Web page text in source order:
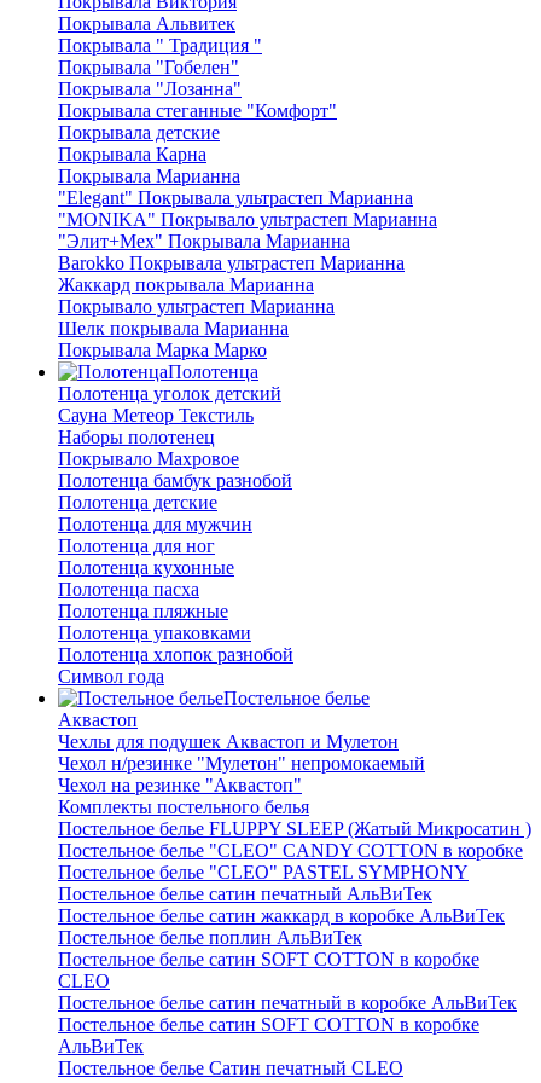
Покрывала Альвитек
Покрывала " Традиция "
Покрывала "Гобелен"
Покрывала "Лозанна"
Покрывала стеганные "Комфорт"
Покрывала детские
Покрывала Карна
Покрывала Марианна
"Elegant" Покрывала ультрастеп Марианна
"MONIKA" Покрывало ультрастеп Марианна
"Элит+Мех" Покрывала Марианна
Barokko Покрывала ультрастеп Марианна
Жаккард покрывала Марианна
Покрывало ультрастеп Марианна
Шелк покрывала Марианна
Покрывала Марка Марко
Полотенца
Полотенца уголок детский
Сауна Метеор Текстиль
Наборы полотенец
Покрывало Махровое
Полотенца бамбук разнобой
Полотенца детские
Полотенца для мужчин
Полотенца для ног
Полотенца кухонные
Полотенца пасха
Полотенца пляжные
Полотенца упаковками
Полотенца хлопок разнобой
Символ года
Постельное белье
Аквастоп
Чехлы для подушек Аквастоп и Мулетон
Чехол н/резинке "Мулетон" непромокаемый
Чехол на резинке "Аквастоп"
Комплекты постельного белья
Постельное белье FLUPPY SLEEP (Жатый Микросатин )
Постельное белье "CLEO" CANDY COTTON в коробке
Постельное белье "CLEO" PASTEL SYMPHONY
Постельное белье сатин печатный АльВиТек
Постельное белье сатин жаккард в коробке АльВиТек
Постельное белье поплин АльВиТек
Постельное белье сатин SOFT COTTON в коробке
CLEO
Постельное белье сатин печатный в коробке АльВиТек
Постельное белье сатин SOFT COTTON в коробке
АльВиТек
Постельное белье Сатин печатный CLEO